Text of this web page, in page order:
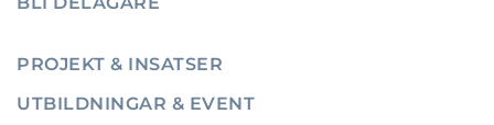
PROJEKT & INSATSER
UTBILDNINGAR & EVENT